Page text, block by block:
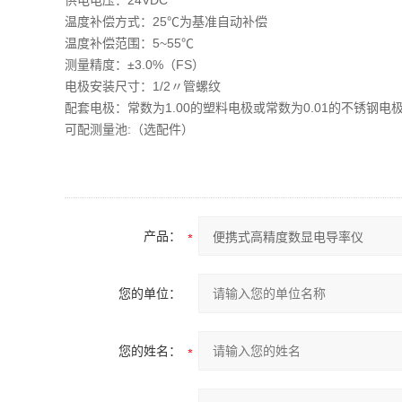
温度补偿方式：25℃为基准自动补偿
温度补偿范围：5~55℃
测量精度：±3.0%（FS）
电极安装尺寸：1/2〃管螺纹
配套电极：常数为1.00的塑料电极或常数为0.01的不锈钢电
可配测量池:（选配件）
产品：
您的单位：
您的姓名：